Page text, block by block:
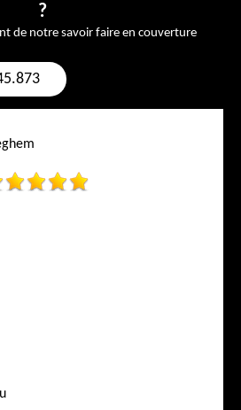
?
de notre savoir faire en couverture